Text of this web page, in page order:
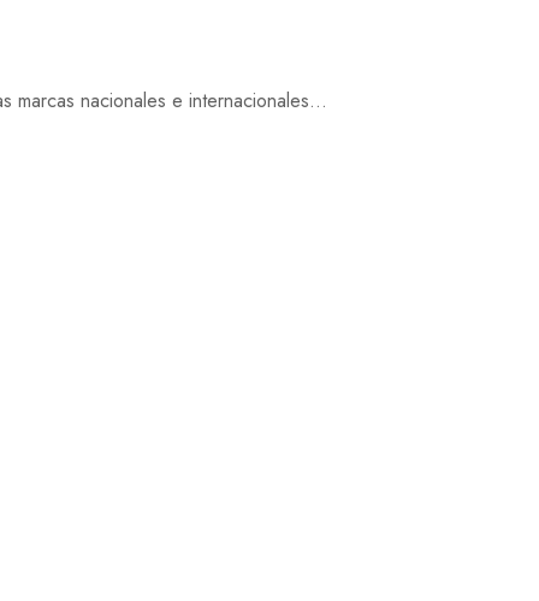
marcas nacionales e internacionales...